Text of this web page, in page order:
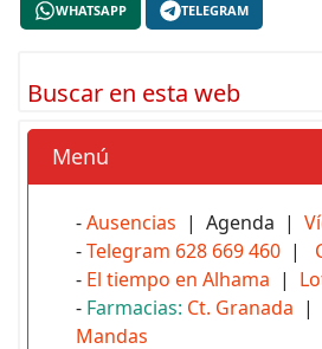
WHATSAPP TELEGRAM
Buscar en esta web
Menú
-Ausencias | Agenda |
-Telegram 628 669 460 |
- El tiempo en Alhama |
- Farmacias: Ct. Granada |
Mandas